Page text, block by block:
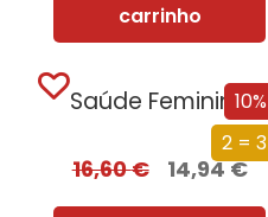
carrinho
10%
2 = 3
Saúde Feminina
16,60€ 14,94€